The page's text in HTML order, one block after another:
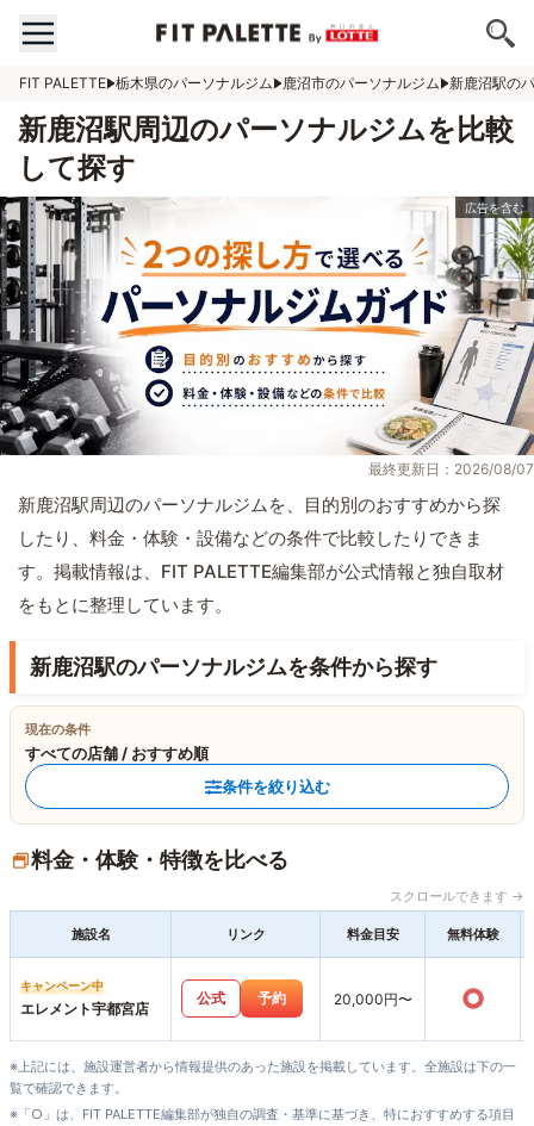
FIT PALETTE 栃木県のパーソナルジム 鹿沼市のパーソナルジム 新鹿沼駅の
新鹿沼駅周辺のパーソナルジムを比較
して探す
最終更新日：2026/08/07
新鹿沼駅周辺のパーソナルジムを、目的別のおすすめから探
したり、料金・体験・設備などの条件で比較したりできま
す。掲載情報は、FIT PALETTE編集部が公式情報と独自取材
をもとに整理しています。
新鹿沼駅のパーソナルジムを条件から探す
現在の条件
すべての店舗 / おすすめ順
条件を絞り込む
料金・体験・特徴を比べる
スクロールできます →
施設名 リンク 料金目安 無料体験
キャンペーン中
エレメント宇都宮店
公式 予約 20,000円〜 ○
※上記には、施設運営者から情報提供のあった施設を掲載しています。全施設は下の一
覧で確認できます。
※「○」は、FIT PALETTE編集部が独自の調査・基準に基づき、特におすすめする項目